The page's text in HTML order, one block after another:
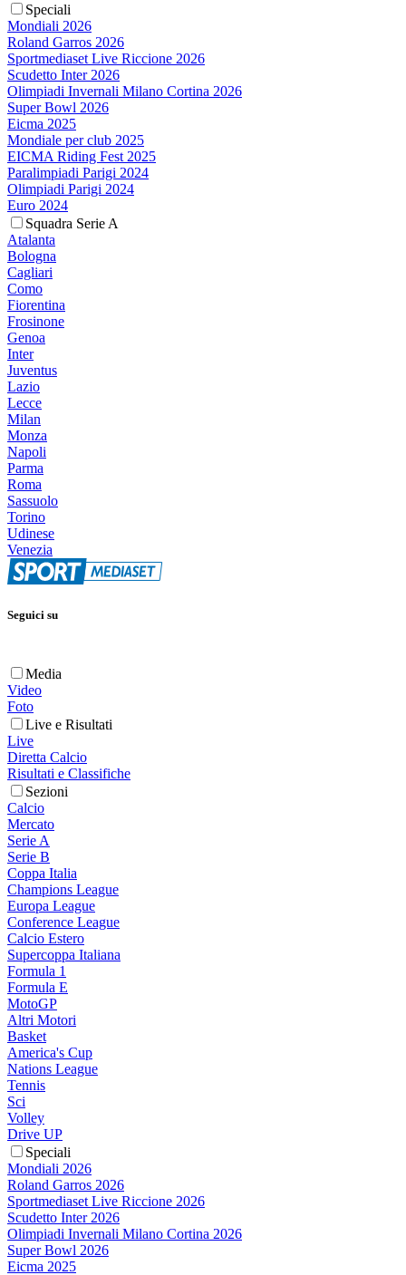
Speciali
Mondiali 2026
Roland Garros 2026
Sportmediaset Live Riccione 2026
Scudetto Inter 2026
Olimpiadi Invernali Milano Cortina 2026
Super Bowl 2026
Eicma 2025
Mondiale per club 2025
EICMA Riding Fest 2025
Paralimpiadi Parigi 2024
Olimpiadi Parigi 2024
Euro 2024
Squadra Serie A
Atalanta
Bologna
Cagliari
Como
Fiorentina
Frosinone
Genoa
Inter
Juventus
Lazio
Lecce
Milan
Monza
Napoli
Parma
Roma
Sassuolo
Torino
Udinese
Venezia
Seguici su
Media
Video
Foto
Live e Risultati
Live
Diretta Calcio
Risultati e Classifiche
Sezioni
Calcio
Mercato
Serie A
Serie B
Coppa Italia
Champions League
Europa League
Conference League
Calcio Estero
Supercoppa Italiana
Formula 1
Formula E
MotoGP
Altri Motori
Basket
America's Cup
Nations League
Tennis
Sci
Volley
Drive UP
Speciali
Mondiali 2026
Roland Garros 2026
Sportmediaset Live Riccione 2026
Scudetto Inter 2026
Olimpiadi Invernali Milano Cortina 2026
Super Bowl 2026
Eicma 2025